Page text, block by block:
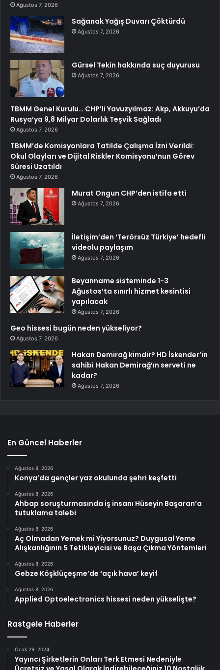
Ağustos 7, 2026
Sağanak Yağış Duvarı Çöktürdü
Ağustos 7, 2026
Gürsel Tekin hakkında suç duyurusu
Ağustos 7, 2026
TBMM Genel Kurulu… CHP’li Yavuzyılmaz: Akp, Akkuyu’da
Rusya’ya 9,8 Milyar Dolarlık Teşvik Sağladı
Ağustos 7, 2026
TBMM’de Komisyonlara Tatilde Çalışma İzni Verildi:
Okul Olayları ve Dijital Riskler Komisyonu’nun Görev
Süresi Uzatıldı
Ağustos 7, 2026
Murat Ongun CHP’den istifa etti
Ağustos 7, 2026
İletişim’den ‘Terörsüz Türkiye’ hedefli
videolu paylaşım
Ağustos 7, 2026
Beyanname sisteminde 1-3
Ağustos’ta sınırlı hizmet kesintisi
yapılacak
Ağustos 7, 2026
Geo hissesi bugün neden yükseliyor?
Ağustos 7, 2026
Hakan Demirağ kimdir? HD İskender’in
sahibi Hakan Demirağ’ın serveti ne
kadar?
Ağustos 7, 2026
En Güncel Haberler
Ağustos 8, 2026
Konya’da gençler yaz okulunda şehri keşfetti
Ağustos 8, 2026
Ahbap soruşturmasında iş insanı Hüseyin Başaran’a
tutuklama talebi
Ağustos 8, 2026
Aç Olmadan Yemek mi Yiyorsunuz? Duygusal Yeme
Alışkanlığının 5 Tetikleyicisi ve Başa Çıkma Yöntemleri
Ağustos 8, 2026
Gebze Köşklüçeşme’de ‘açık hava’ keyif
Ağustos 8, 2026
Applied Optoelectronics hissesi neden yükselişte?
Rastgele Haberler
Ocak 29, 2024
Yayıncı Şirketlerin Onları Terk Etmesi Nedeniyle